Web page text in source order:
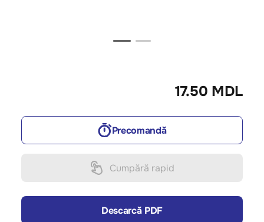
17.50 MDL
Precomandă
Cumpără rapid
Descarcă PDF